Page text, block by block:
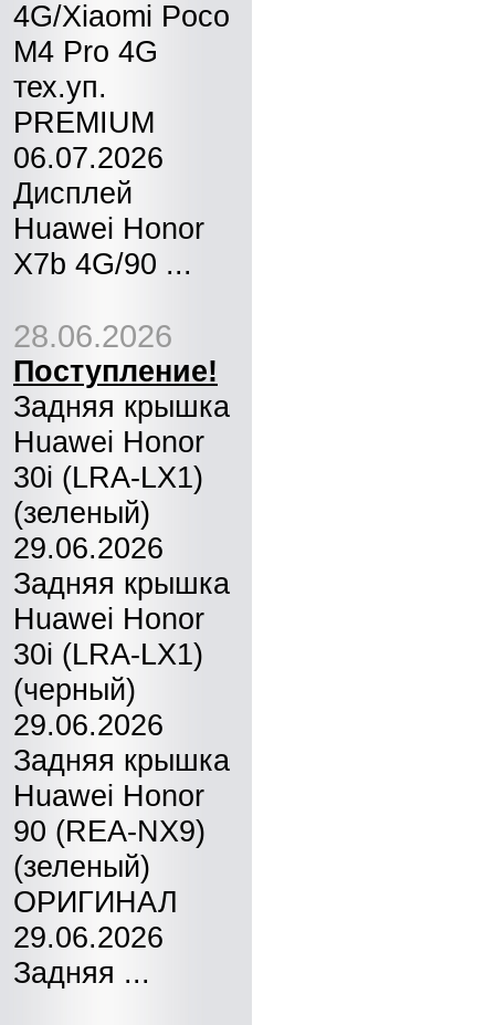
4G/Xiaomi Poco
M4 Pro 4G
тех.уп.
PREMIUM
06.07.2026
Дисплей
Huawei Honor
X7b 4G/90 ...
28.06.2026
Поступление!
Задняя крышка
Huawei Honor
30i (LRA-LX1)
(зеленый)
29.06.2026
Задняя крышка
Huawei Honor
30i (LRA-LX1)
(черный)
29.06.2026
Задняя крышка
Huawei Honor
90 (REA-NX9)
(зеленый)
ОРИГИНАЛ
29.06.2026
Задняя ...